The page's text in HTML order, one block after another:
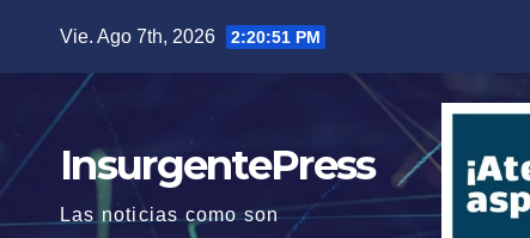
contenido
Vie. Ago 7th, 2026 2:20:51 PM
InsurgentePress
Las noticias como son